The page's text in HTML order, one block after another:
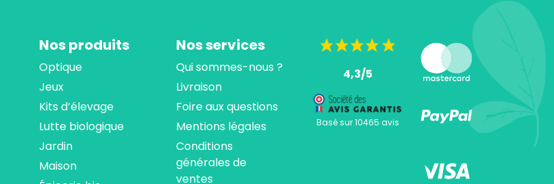
Nos produits
Optique
Jeux
Kits d’élevage
Lutte biologique
Jardin
Maison
Nos services
Qui sommes-nous ?
Livraison
Foire aux questions
Mentions légales
Conditions
générales de
ventes
4,3/5
Basé sur 10465 avis